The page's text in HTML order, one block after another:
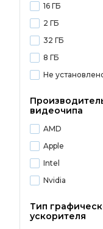
16 ГБ
2 ГБ
32 ГБ
8 ГБ
Не
видеочипа
AMD
Apple
Intel
Nvidia
Тип
ускорителя